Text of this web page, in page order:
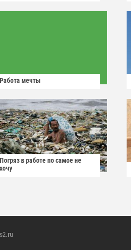
Работа мечты
Погряз в работе по самое не
хочу